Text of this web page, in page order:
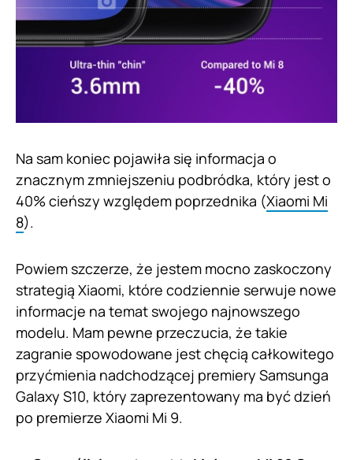
Na sam koniec pojawiła się informacja o
znacznym zmniejszeniu podbródka, który jest o
40% cieńszy względem poprzednika (Xiaomi Mi
8).
Powiem szczerze, że jestem mocno zaskoczony
strategią Xiaomi, które codziennie serwuje nowe
informacje na temat swojego najnowszego
modelu. Mam pewne przeczucia, że takie
zagranie spowodowane jest chęcią całkowitego
przyćmienia nadchodzącej premiery Samsunga
Galaxy S10, który zaprezentowany ma być dzień
po premierze Xiaomi Mi 9.